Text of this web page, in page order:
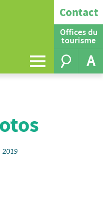
Contact
Offices du
tourisme
A
2019